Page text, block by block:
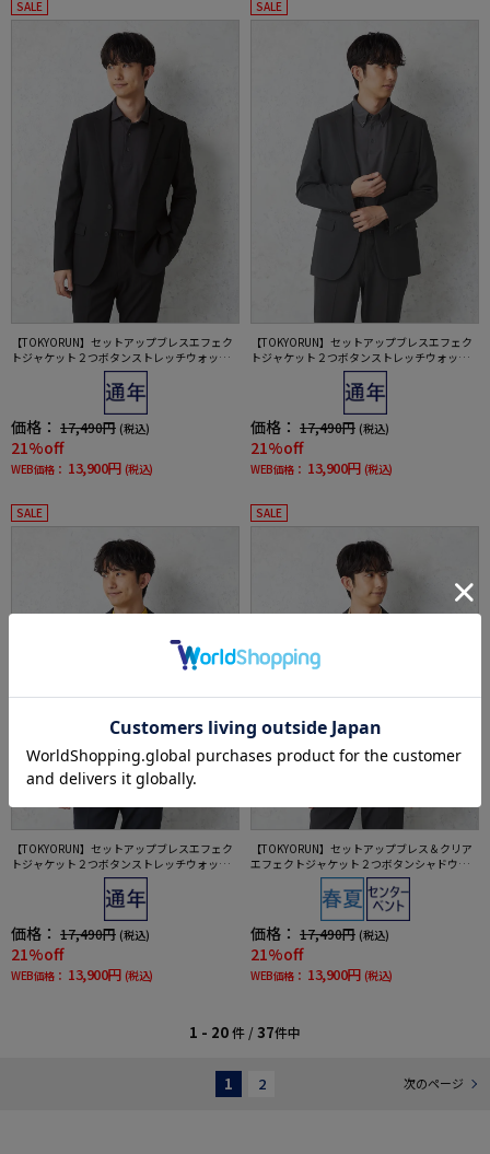
SALE
【TOKYORUN】セットアップブレスエフェク
トジャケット２つボタンストレッチウォッシ
価格： 17,490円 (税込)
21%off
WEB価格： 13,900円 (税込)
SALE
【TOKYORUN】セットアップブレスエフェク
トジャケット２つボタンストレッチウォッシ
価格： 17,490円 (税込)
21%off
WEB価格： 13,900円 (税込)
SALE
【TOKYORUN】セットアップブレスエフェク
トジャケット２つボタンストレッチウォッシ
価格： 17,490円 (税込)
21%off
WEB価格： 13,900円 (税込)
SALE
【TOKYORUN】セットアップブレス＆クリア
エフェクトジャケット２つボタンシャドウス
トライプ通気撥水加工ウォッシャブルストレ
価格： 17,490円 (税込)
21%off
WEB価格： 13,900円 (税込)
1 - 20件 /37件中
1 2 次のページ